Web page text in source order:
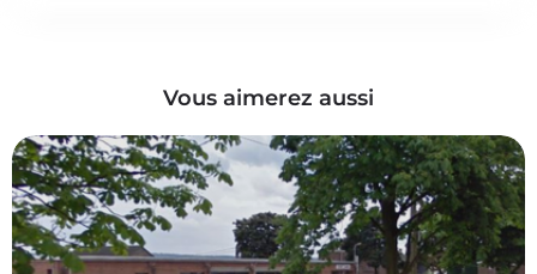
Vous aimerez aussi